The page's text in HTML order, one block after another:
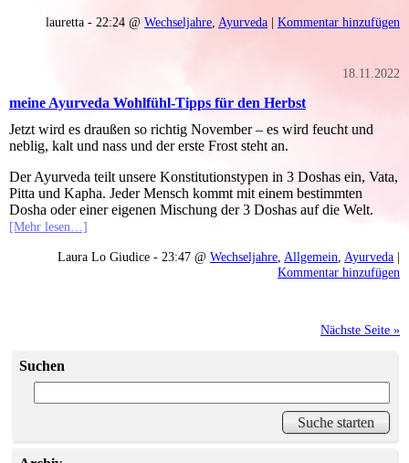
lauretta - 22:24 @ Wechseljahre Ayurveda | Kommentar hinzufügen
18.11.2022
meine Ayurveda Wohlfühl-Tipps für den Herbst
Jetzt wird es draußen so richtig November – es wird feucht und
neblig, kalt und nass und der erste Frost steht an.
Der Ayurveda teilt unsere Konstitutionstypen in 3 Doshas ein, Vata,
Pitta und Kapha. Jeder Mensch kommt mit einem bestimmten
Dosha oder einer eigenen Mischung der 3 Doshas auf die Welt.
[Mehr lesen…]
Laura Lo Giudice - 23:47 @ Wechseljahre Allgemein Ayurveda |
Kommentar hinzufügen
Nächste Seite »
Suchen